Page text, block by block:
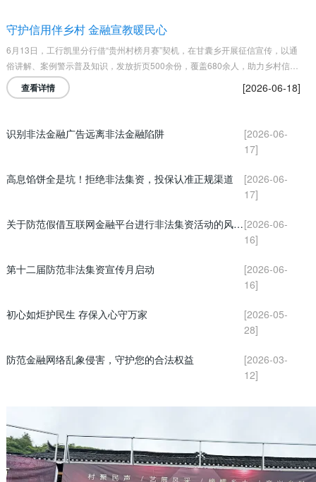
守护信用伴乡村 金融宣教暖民心
6月13日，工行凯里分行借“贵州村榜月赛”契机，在甘囊乡开展征信宣传，以通
俗讲解、案例警示普及知识，发放折页500余份，覆盖680余人，助力乡村信用
体系建设。
查看详情 [2026-06-18]
识别非法金融广告远离非法金融陷阱
[2026-06-
17]
高息馅饼全是坑！拒绝非法集资，投保认准正规渠道
[2026-06-
17]
关于防范假借互联网金融平台进行非法集资活动的风险提示[2026-06-
16]
第十二届防范非法集资宣传月启动
[2026-06-
16]
初心如炬护民生 存保入心守万家
[2026-05-
28]
防范金融网络乱象侵害，守护您的合法权益
[2026-03-
12]